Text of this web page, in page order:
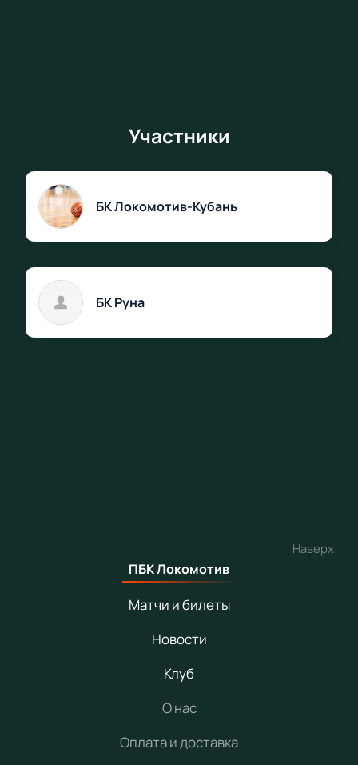
Участники
БК Локомотив-Кубань
БК Руна
Наверх
ПБК Локомотив
Матчи и билеты
Новости
Клуб
О нас
Оплата и доставка